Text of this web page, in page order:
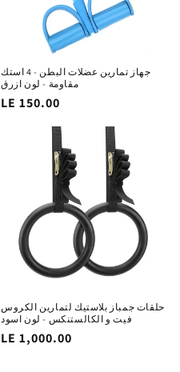
جهاز تمارين عضلات البطن - 4 استك
مقاومة - لون ازرق
السغر
LE 150.00
حلقات جمباز بلاستيك لتمارين الكروس
فيت و الكالستنكس - لون اسود
السغر
LE 1,000.00